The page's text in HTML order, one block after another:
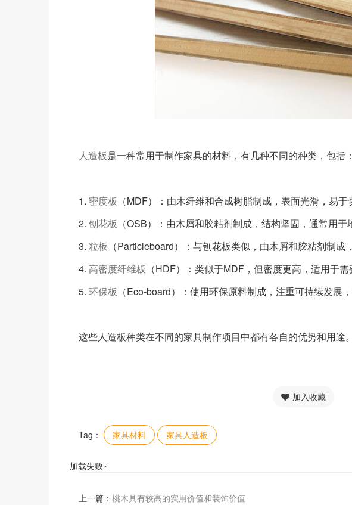
人造板是一种常用于制作家具的材料，有几种不同的种类，包括：
1. 密度板 （MDF）：由木纤维和合成树脂制成，表面光滑，易于
2. 刨花板 （OSB）：由木屑和胶粘剂制成，结构坚固，通常用于
3. 粒板 （Particleboard）：与刨花板类似，由木屑和胶粘剂制成
4. 高密度纤维板 （HDF）：类似于MDF，但密度更高，适用于
5. 环保板 （Eco-board）：使用环保原料制成，注重可持续发展
这些人造板种类在不同的家具制作项目中都有各自的优势和用途。
加入收藏
Tag： 家具材料 家具人造板
加载失败~
上一篇： 桃木具有较高的实用价值和装饰价值